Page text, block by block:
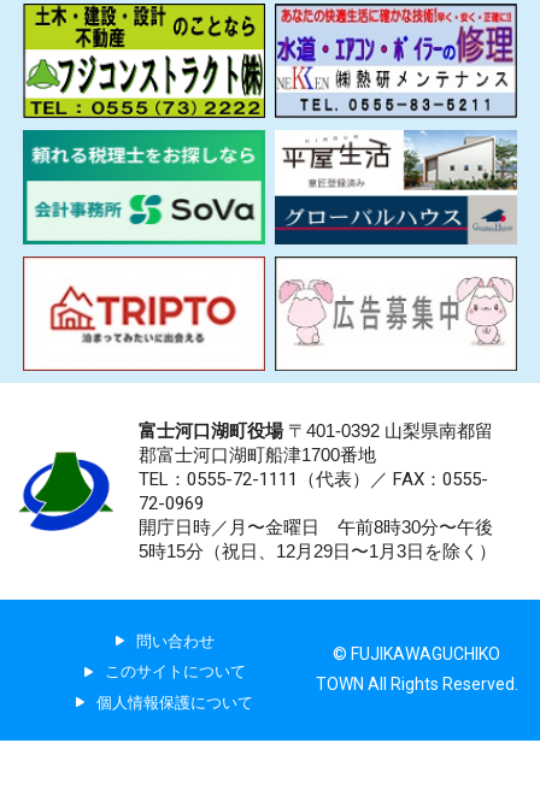
富士河口湖町役場〒401-0392 山梨県南都留
郡富士河口湖町船津1700番地
TEL：0555-72-1111 （代表）／ FAX：0555-
72-0969
開庁日時／月〜金曜日 午前8時30分〜午後
5時15分（祝日、12月29日〜1月3日を除く）
問い合わせ
このサイトについて
個人情報保護について
© FUJIKAWAGUCHIKO
TOWN All Rights Reserved.